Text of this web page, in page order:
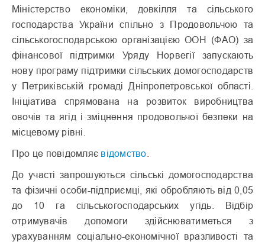
Міністерство економіки, довкілля та сільського
господарства України спільно з Продовольчою та
сільськогосподарською організацією ООН (ФАО) за
фінансової підтримки Уряду Норвегії запускають
нову програму підтримки сільських домогосподарств
у Петриківській громаді Дніпропетровської області.
Ініціатива спрямована на розвиток виробництва
овочів та ягід і зміцнення продовольчої безпеки на
місцевому рівні.
Про це повідомляє відомство
До участі запрошуються сільські домогосподарства
та фізичні особи-підприємці, які обробляють від 0,05
до 10 га сільськогосподарських угідь. Відбір
отримувачів допомоги здійснюватиметься з
урахуванням соціально-економічної вразливості та